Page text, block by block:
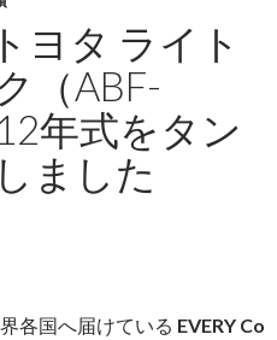
ヨタ ライト
（ABF-
年式をタン
ました
各国へ届けている EVERY Co